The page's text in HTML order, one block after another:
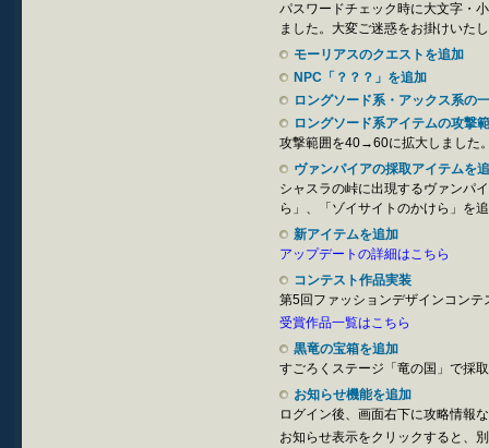
パスワードチェック時に大文字・
ました。大変ご迷惑をお掛けいた
モーリアスのクエストを追加
NPC「？？？」を追加
ロングソード系・アックス系の
ロングソード系アイテムの攻撃
攻撃範囲を40→60に拡大しました
ヴァンパイアの採取アイテムを
シャスラの峠に出現するヴァンパ
ら」、「ゾイサイトのかけら」を
新アイテムを追加
アップデートの詳細はこちら
コンテスト作品実装
第5回ファッションデザインコン
受賞作品一覧はこちら
黒竜の宝箱を追加
すごろくステージ「竜の国」で採
お知らせ機能を追加
ログイン後、画面右下に攻略情報
お知らせ表示をクリックすると、